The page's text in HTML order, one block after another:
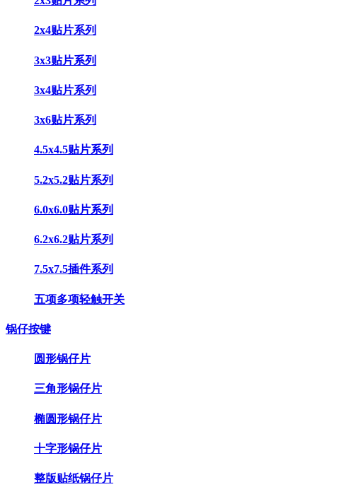
2x4贴片系列
3x3贴片系列
3x4贴片系列
3x6贴片系列
4.5x4.5贴片系列
5.2x5.2贴片系列
6.0x6.0贴片系列
6.2x6.2贴片系列
7.5x7.5插件系列
五项多项轻触开关
锅仔按键
圆形锅仔片
三角形锅仔片
椭圆形锅仔片
十字形锅仔片
整版贴纸锅仔片